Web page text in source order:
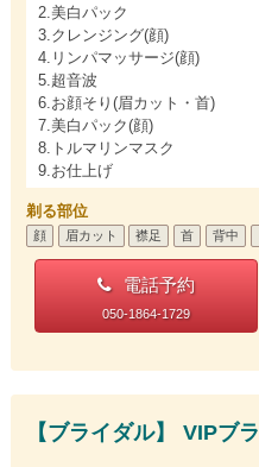
2.美白パック
3.クレンジング(顔)
4.リンパマッサージ(顔)
5.超音波
6.お顔そり(眉カット・首)
7.美白パック(顔)
8.トルマリンマスク
9.お仕上げ
剃る部位
顔 眉カット 襟足 首 背中
電話予約
050-1864-1729
【ブライダル】 VIPブ